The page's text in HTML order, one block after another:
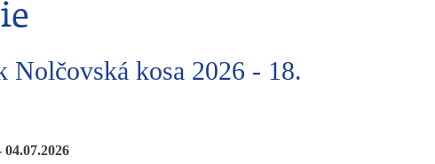
Nolčovská kosa 2026 - 18.